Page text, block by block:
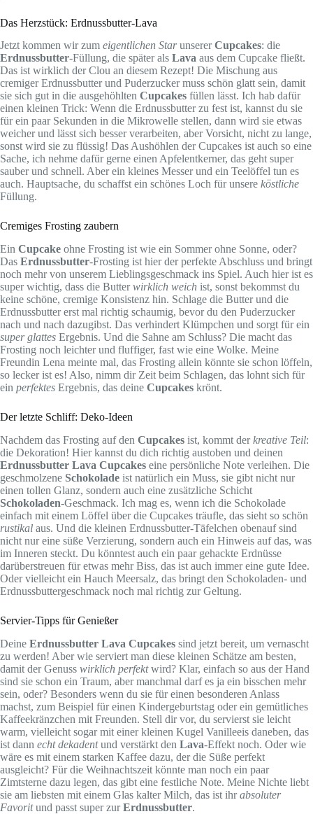
Das Herzstück: Erdnussbutter-Lava
Jetzt kommen wir zum eigentlichen StarunsererCupcakes: die
Erdnussbutter-Füllung, die später als Lava aus dem Cupcake fließt.
Das ist wirklich der Clou an diesem Rezept! Die Mischung aus
cremiger Erdnussbutter und Puderzucker muss schön glatt sein, damit
sie sich gut in die ausgehöhlten Cupcakes füllen lässt. Ich hab dafür
einen kleinen Trick: Wenn die Erdnussbutter zu fest ist, kannst du sie
für ein paar Sekunden in die Mikrowelle stellen, dann wird sie etwas
weicher und lässt sich besser verarbeiten, aber Vorsicht, nicht zu lange,
sonst wird sie zu flüssig! Das Aushöhlen der Cupcakes ist auch so eine
Sache, ich nehme dafür gerne einen Apfelentkerner, das geht super
sauber und schnell. Aber ein kleines Messer und ein Teelöffel tun es
auch. Hauptsache, du schaffst ein schönes Loch für unsere köstliche
Füllung.
Cremiges Frosting zaubern
Ein Cupcake ohne Frosting ist wie ein Sommer ohne Sonne, oder?
Das Erdnussbutter-Frosting ist hier der perfekte Abschluss und bringt
noch mehr von unserem Lieblingsgeschmack ins Spiel. Auch hier ist es
super wichtig, dass die Butterwirklich weich ist, sonst bekommst du
keine schöne, cremige Konsistenz hin. Schlage die Butter und die
Erdnussbutter erst mal richtig schaumig, bevor du den Puderzucker
nach und nach dazugibst. Das verhindert Klümpchen und sorgt für ein
super glattes Ergebnis. Und die Sahne am Schluss? Die macht das
Frosting noch leichter und fluffiger, fast wie eine Wolke. Meine
Freundin Lena meinte mal, das Frosting allein könnte sie schon löffeln,
so lecker ist es! Also, nimm dir Zeit beim Schlagen, das lohnt sich für
ein perfektes Ergebnis, das deine Cupcakes krönt.
Der letzte Schliff: Deko-Ideen
Nachdem das Frosting auf den Cupcakes ist, kommt derkreative Teil:
die Dekoration! Hier kannst du dich richtig austoben und deinen
Erdnussbutter Lava Cupcakes eine persönliche Note verleihen. Die
geschmolzene Schokolade ist natürlich ein Muss, sie gibt nicht nur
einen tollen Glanz, sondern auch eine zusätzliche Schicht
Schokoladen-Geschmack. Ich mag es, wenn ich die Schokolade
einfach mit einem Löffel über die Cupcakes träufle, das sieht so schön
rustikal aus. Und die kleinen Erdnussbutter-Täfelchen obenauf sind
nicht nur eine süße Verzierung, sondern auch ein Hinweis auf das, was
im Inneren steckt. Du könntest auch ein paar gehackte Erdnüsse
darüberstreuen für etwas mehr Biss, das ist auch immer eine gute Idee.
Oder vielleicht ein Hauch Meersalz, das bringt den Schokoladen- und
Erdnussbuttergeschmack noch mal richtig zur Geltung.
Servier-Tipps für Genießer
Deine Erdnussbutter Lava Cupcakes sind jetzt bereit, um vernascht
zu werden! Aber wie serviert man diese kleinen Schätze am besten,
damit der Genuss wirklich perfektwird? Klar, einfach so aus der Hand
sind sie schon ein Traum, aber manchmal darf es ja ein bisschen mehr
sein, oder? Besonders wenn du sie für einen besonderen Anlass
machst, zum Beispiel für einen Kindergeburtstag oder ein gemütliches
Kaffeekränzchen mit Freunden. Stell dir vor, du servierst sie leicht
warm, vielleicht sogar mit einer kleinen Kugel Vanilleeis daneben, das
ist dann echt dekadentund verstärkt den Lava-Effekt noch. Oder wie
wäre es mit einem starken Kaffee dazu, der die Süße perfekt
ausgleicht? Für die Weihnachtszeit könnte man noch ein paar
Zimtsterne dazu legen, das gibt eine festliche Note. Meine Nichte liebt
sie am liebsten mit einem Glas kalter Milch, das ist ihrabsoluter
Favoritund passt super zurErdnussbutter.